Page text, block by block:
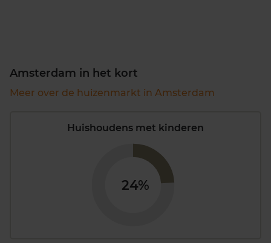
Amsterdam in het kort
Meer over de huizenmarkt in Amsterdam
Huishoudens met kinderen
24%